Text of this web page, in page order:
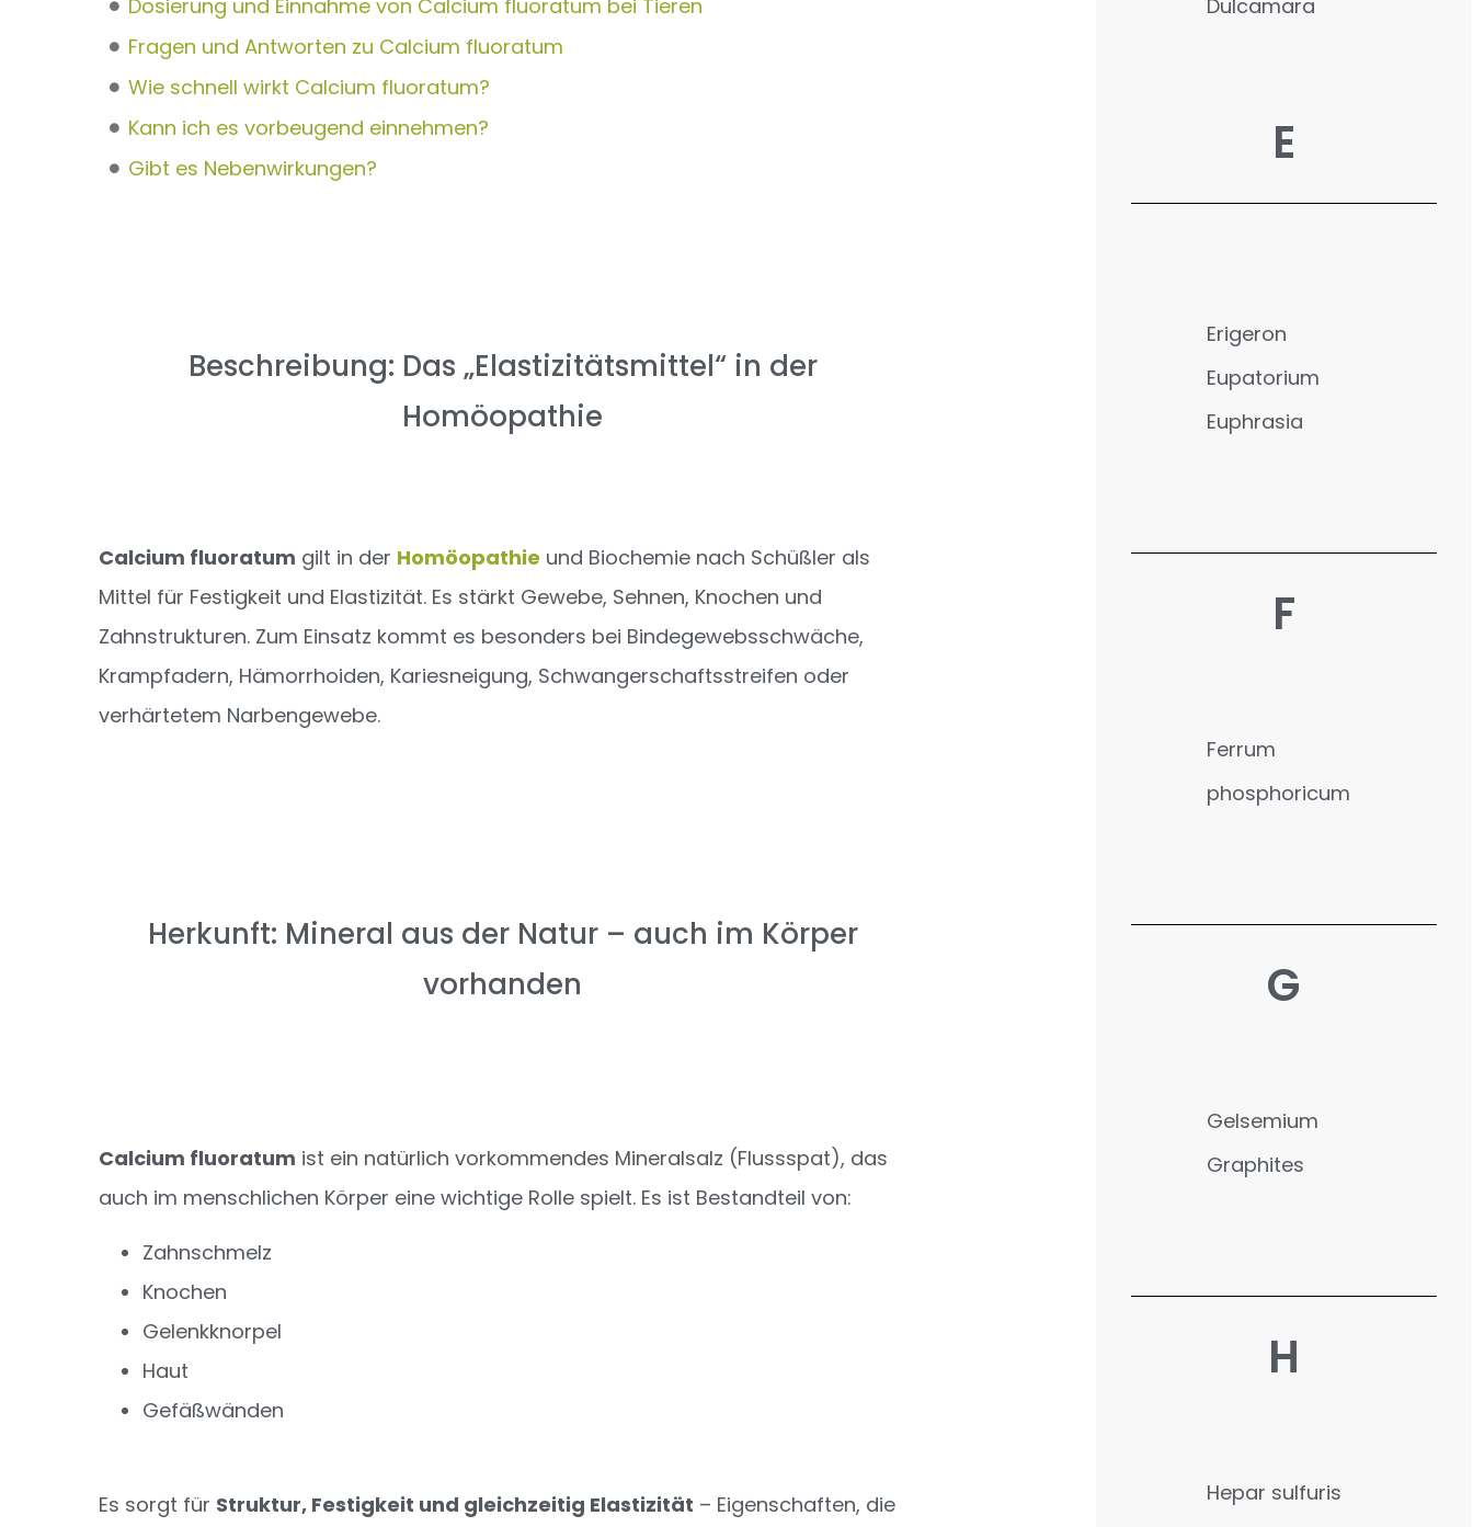
Dosierung und Einnahme von Calcium fluoratum bei Tieren
Fragen und Antworten zu Calcium fluoratum
Wie schnell wirkt Calcium fluoratum?
Kann ich es vorbeugend einnehmen?
Gibt es Nebenwirkungen?
Beschreibung: Das „Elastizitätsmittel“ in der
Homöopathie
Calcium fluoratum gilt in der Homöopathie und Biochemie nach Schüßler als
Mittel für Festigkeit und Elastizität. Es stärkt Gewebe, Sehnen, Knochen und
Zahnstrukturen. Zum Einsatz kommt es besonders bei Bindegewebsschwäche,
Krampfadern, Hämorrhoiden, Kariesneigung, Schwangerschaftsstreifen oder
verhärtetem Narbengewebe.
Herkunft: Mineral aus der Natur – auch im Körper
vorhanden
Calcium fluoratum ist ein natürlich vorkommendes Mineralsalz (Flussspat), das
auch im menschlichen Körper eine wichtige Rolle spielt. Es ist Bestandteil von:
Zahnschmelz
Knochen
Gelenkknorpel
Haut
Gefäßwänden
Es sorgt für Struktur, Festigkeit und gleichzeitig Elastizität – Eigenschaften, die
Dulcamara
E
Erigeron
Eupatorium
Euphrasia
F
Ferrum
phosphoricum
G
Gelsemium
Graphites
H
Hepar sulfuris